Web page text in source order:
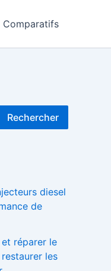
Comparatifs
Rechercher
diesel
de
réparer le
les